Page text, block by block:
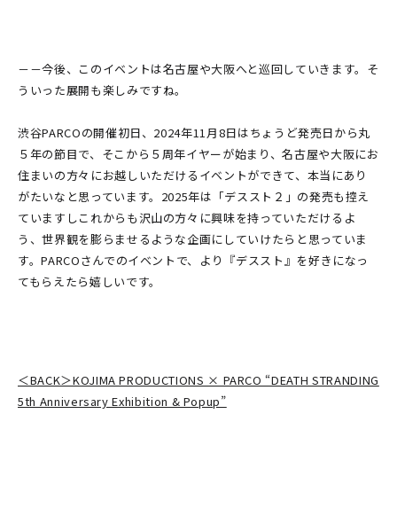
－－今後、このイベントは名古屋や大阪へと巡回していきます。そ
ういった展開も楽しみですね。
渋谷PARCOの開催初日、2024年11月8日はちょうど発売日から丸
５年の節目で、そこから５周年イヤーが始まり、名古屋や大阪にお
住まいの方々にお越しいただけるイベントができて、本当にあり
がたいなと思っています。2025年は「デススト２」の発売も控え
ていますしこれからも沢山の方々に興味を持っていただけるよ
う、世界観を膨らませるような企画にしていけたらと思っていま
す。PARCOさんでのイベントで、より『デススト』を好きになっ
てもらえたら嬉しいです。
＜BACK＞KOJIMA PRODUCTIONS × PARCO “DEATH STRANDING
5th Anniversary Exhibition & Popup”